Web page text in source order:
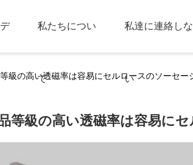
私たちについ
て
私達に連絡し
い
級の高い透磁率は容易にセルロースのソーセー
等級の高い透磁率は容易に